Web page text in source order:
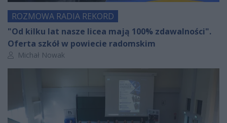
ROZMOWA RADIA REKORD
"Od kilku lat nasze licea mają 100% zdawalności".
Oferta szkół w powiecie radomskim
Autor artykułu:
Michał Nowak